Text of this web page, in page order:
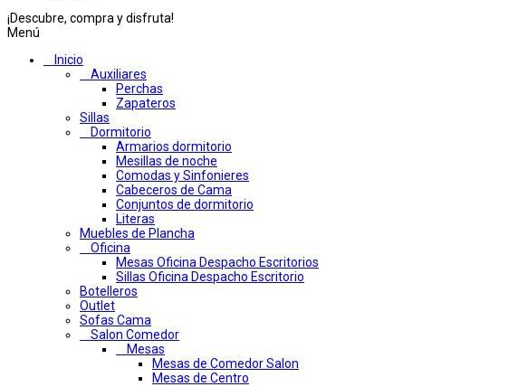
¡Descubre, compra y disfruta!
Menú
Inicio
Auxiliares
Perchas
Zapateros
Sillas
Dormitorio
Armarios dormitorio
Mesillas de noche
Comodas y Sinfonieres
Cabeceros de Cama
Conjuntos de dormitorio
Literas
Muebles de Plancha
Oficina
Mesas Oficina Despacho Escritorios
Sillas Oficina Despacho Escritorio
Botelleros
Outlet
Sofas Cama
Salon Comedor
Mesas
Mesas de Comedor Salon
Mesas de Centro